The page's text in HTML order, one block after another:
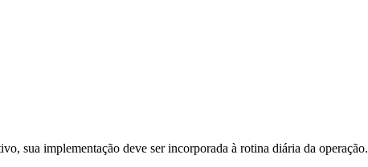
sua implementação deve ser incorporada à rotina diária da operação.